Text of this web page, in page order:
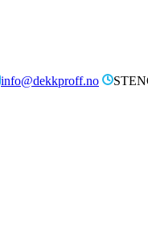
info@dekkproff.no